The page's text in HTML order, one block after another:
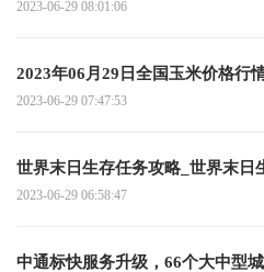
2023-06-29 08:01:06
2023年06月29日全国玉米价格行
2023-06-29 07:47:53
世界末日生存任务攻略_世界末日
2023-06-29 06:58:47
中通标快服务升级，66个大中型